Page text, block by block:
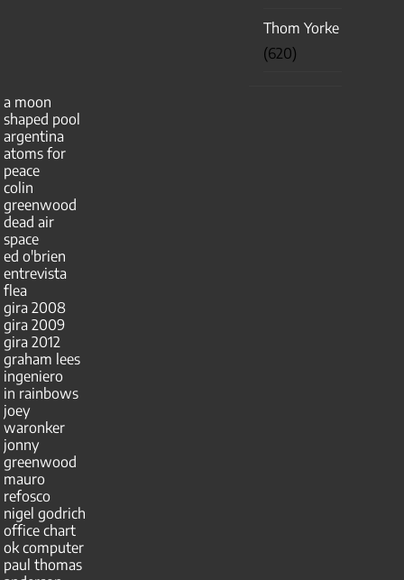
Thom Yorke
(620)
a moon
shaped pool
argentina
atoms for
peace
colin
greenwood
dead air
space
ed o'brien
entrevista
flea
gira 2008
gira 2009
gira 2012
graham lees
ingeniero
in rainbows
joey
waronker
jonny
greenwood
mauro
refosco
nigel godrich
office chart
ok computer
paul thomas